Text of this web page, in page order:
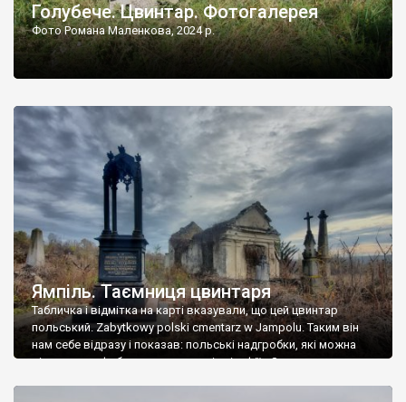
Голубече. Цвинтар. Фотогалерея
Фото Романа Маленкова, 2024 р.
Ямпіль. Таємниця цвинтаря
Табличка і відмітка на карті вказували, що цей цвинтар
польський. Zabytkowy polski cmentarz w Jampolu. Таким він
нам себе відразу і показав: польські надгробки, які можна
віднести до фабричних, польські епітафії… Загалом цвинтар